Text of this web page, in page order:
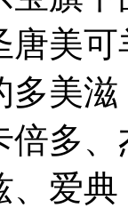
唐美
多美
倍多
、爱